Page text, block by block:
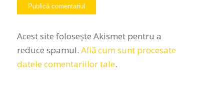
Acest site folosește Akismet pentru a
reduce spamul. Află cum sunt procesate
datele comentariilor tale.